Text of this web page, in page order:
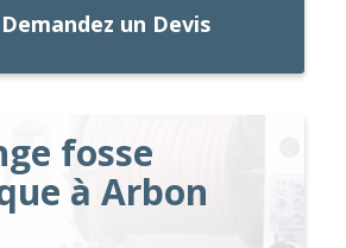
Demandez un Devis
fosse
à Arbon